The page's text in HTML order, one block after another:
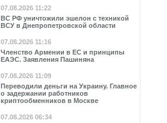
07.08.2026 11:22
ВС РФ уничтожили эшелон с техникой
ВСУ в Днепропетровской области
07.08.2026 11:16
Членство Армении в ЕС и принципы
ЕАЭС. Заявления Пашиняна
07.08.2026 11:09
Переводили деньги на Украину. Главное
о задержании работников
криптообменников в Москве
07.08.2026 06:34